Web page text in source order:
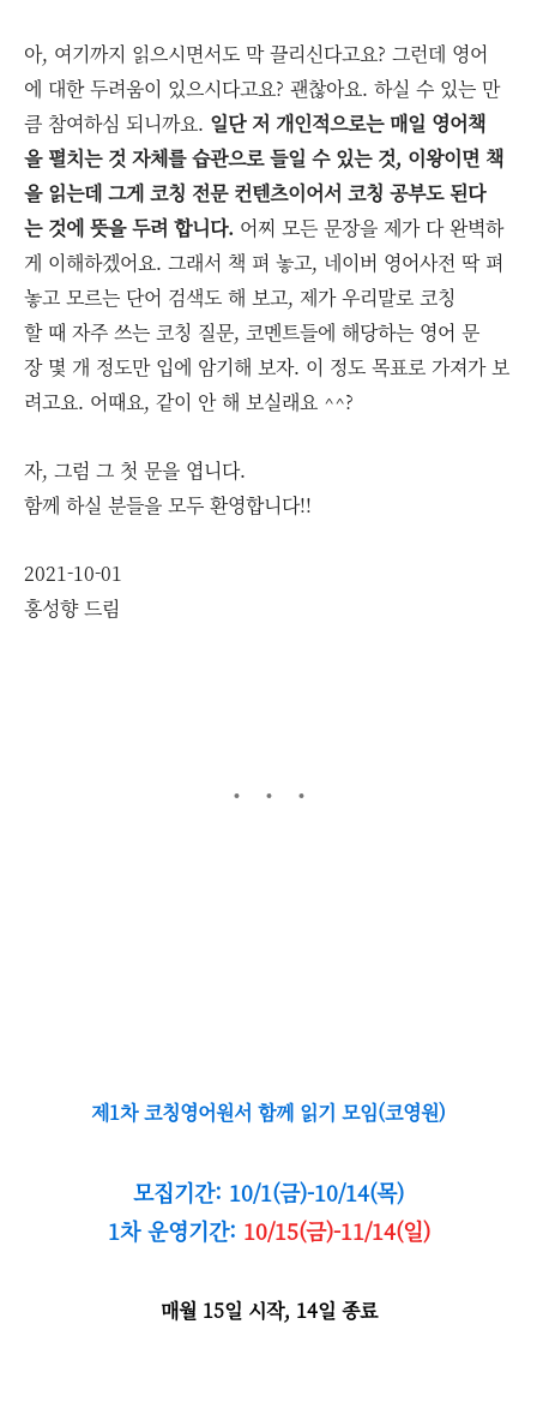
아, 여기까지 읽으시면서도 막 끌리신다고요? 그런데 영어
에 대한 두려움이 있으시다고요? 괜찮아요. 하실 수 있는 만
큼 참여하심 되니까요. 일단 저 개인적으로는 매일 영어책
을 펼치는 것 자체를 습관으로 들일 수 있는 것, 이왕이면 책
을 읽는데 그게 코칭 전문 컨텐츠이어서 코칭 공부도 된다
는 것에 뜻을 두려 합니다. 어찌 모든 문장을 제가 다 완벽하
게 이해하겠어요. 그래서 책 펴 놓고, 네이버 영어사전 딱 펴
놓고 모르는 단어 검색도 해 보고, 제가 우리말로 코칭
할 때 자주 쓰는 코칭 질문, 코멘트들에 해당하는 영어 문
장 몇 개 정도만 입에 암기해 보자. 이 정도 목표로 가져가 보
려고요. 어때요, 같이 안 해 보실래요 ^^?
자, 그럼 그 첫 문을 엽니다.
함께 하실 분들을 모두 환영합니다!!
2021-10-01
홍성향 드림
제1차 코칭영어원서 함께 읽기 모임(코영원)
모집기간: 10/1(금)-10/14(목)
1차 운영기간: 10/15(금)-11/14(일)
매월 15일 시작, 14일 종료